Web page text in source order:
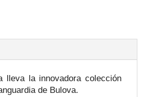
lleva la innovadora colección
de Bulova.